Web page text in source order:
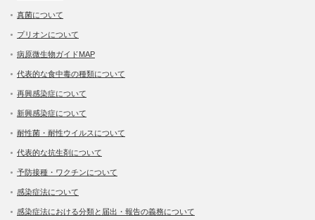
真菌について
プリオンについて
病原微生物ガイドMAP
代表的な食中毒の種類について
再興感染症について
新興感染症について
耐性菌・耐性ウイルスについて
代表的な抗生剤について
予防接種・ワクチンについて
感染症法について
感染症法における分類と届出・報告の義務について